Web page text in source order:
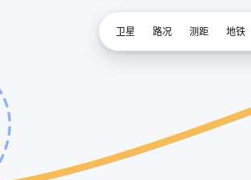
卫星 路况 测距 地铁